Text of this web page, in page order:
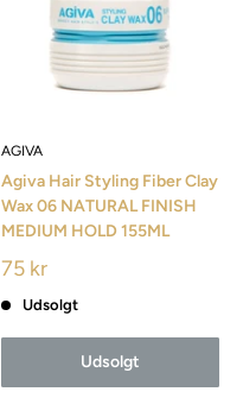
AGIVA
Agiva Hair Styling Fiber Clay
Wax 06 NATURAL FINISH
MEDIUM HOLD 155ML
75 kr
Udsolgt
Udsolgt